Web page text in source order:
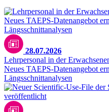
28.07.2026
Lehrpersonal in der
Neues TAEPS-Datenangebot
Längsschnittanalysen